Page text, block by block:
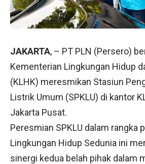
JAKARTA, – PT PLN (Persero)
Kementerian Lingkungan Hidup
(KLHK) meresmikan Stasiun
Listrik Umum (SPKLU) di kantor
Jakarta Pusat.
Peresmian SPKLU dalam rangka
Lingkungan Hidup Sedunia ini
sinergi kedua belah pihak dalam